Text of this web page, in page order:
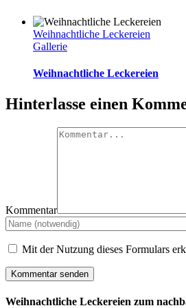
Weihnachtliche Leckereien
Gallerie
Weihnachtliche Leckereien
Hinterlasse einen
Kommentar
Mit der Nutzung dieses Formulars
Weihnachtliche Leckereien zum